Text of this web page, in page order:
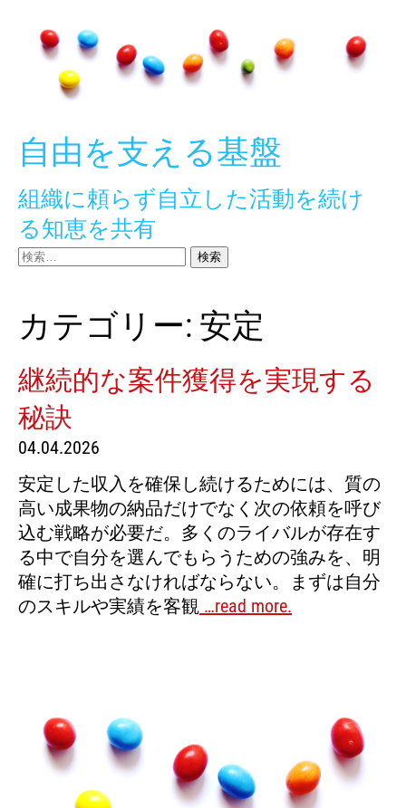
content
自由を支える基盤
組織に頼らず自立した活動を続け
る知恵を共有
検
カテゴリー: 安定
継続的な案件獲得を実現する
秘訣
04.04.2026
安定した収入を確保し続けるためには、質の
高い成果物の納品だけでなく次の依頼を呼び
込む戦略が必要だ。多くのライバルが存在す
る中で自分を選んでもらうための強みを、明
確に打ち出さなければならない。まずは自分
のスキルや実績を客観 …read more.